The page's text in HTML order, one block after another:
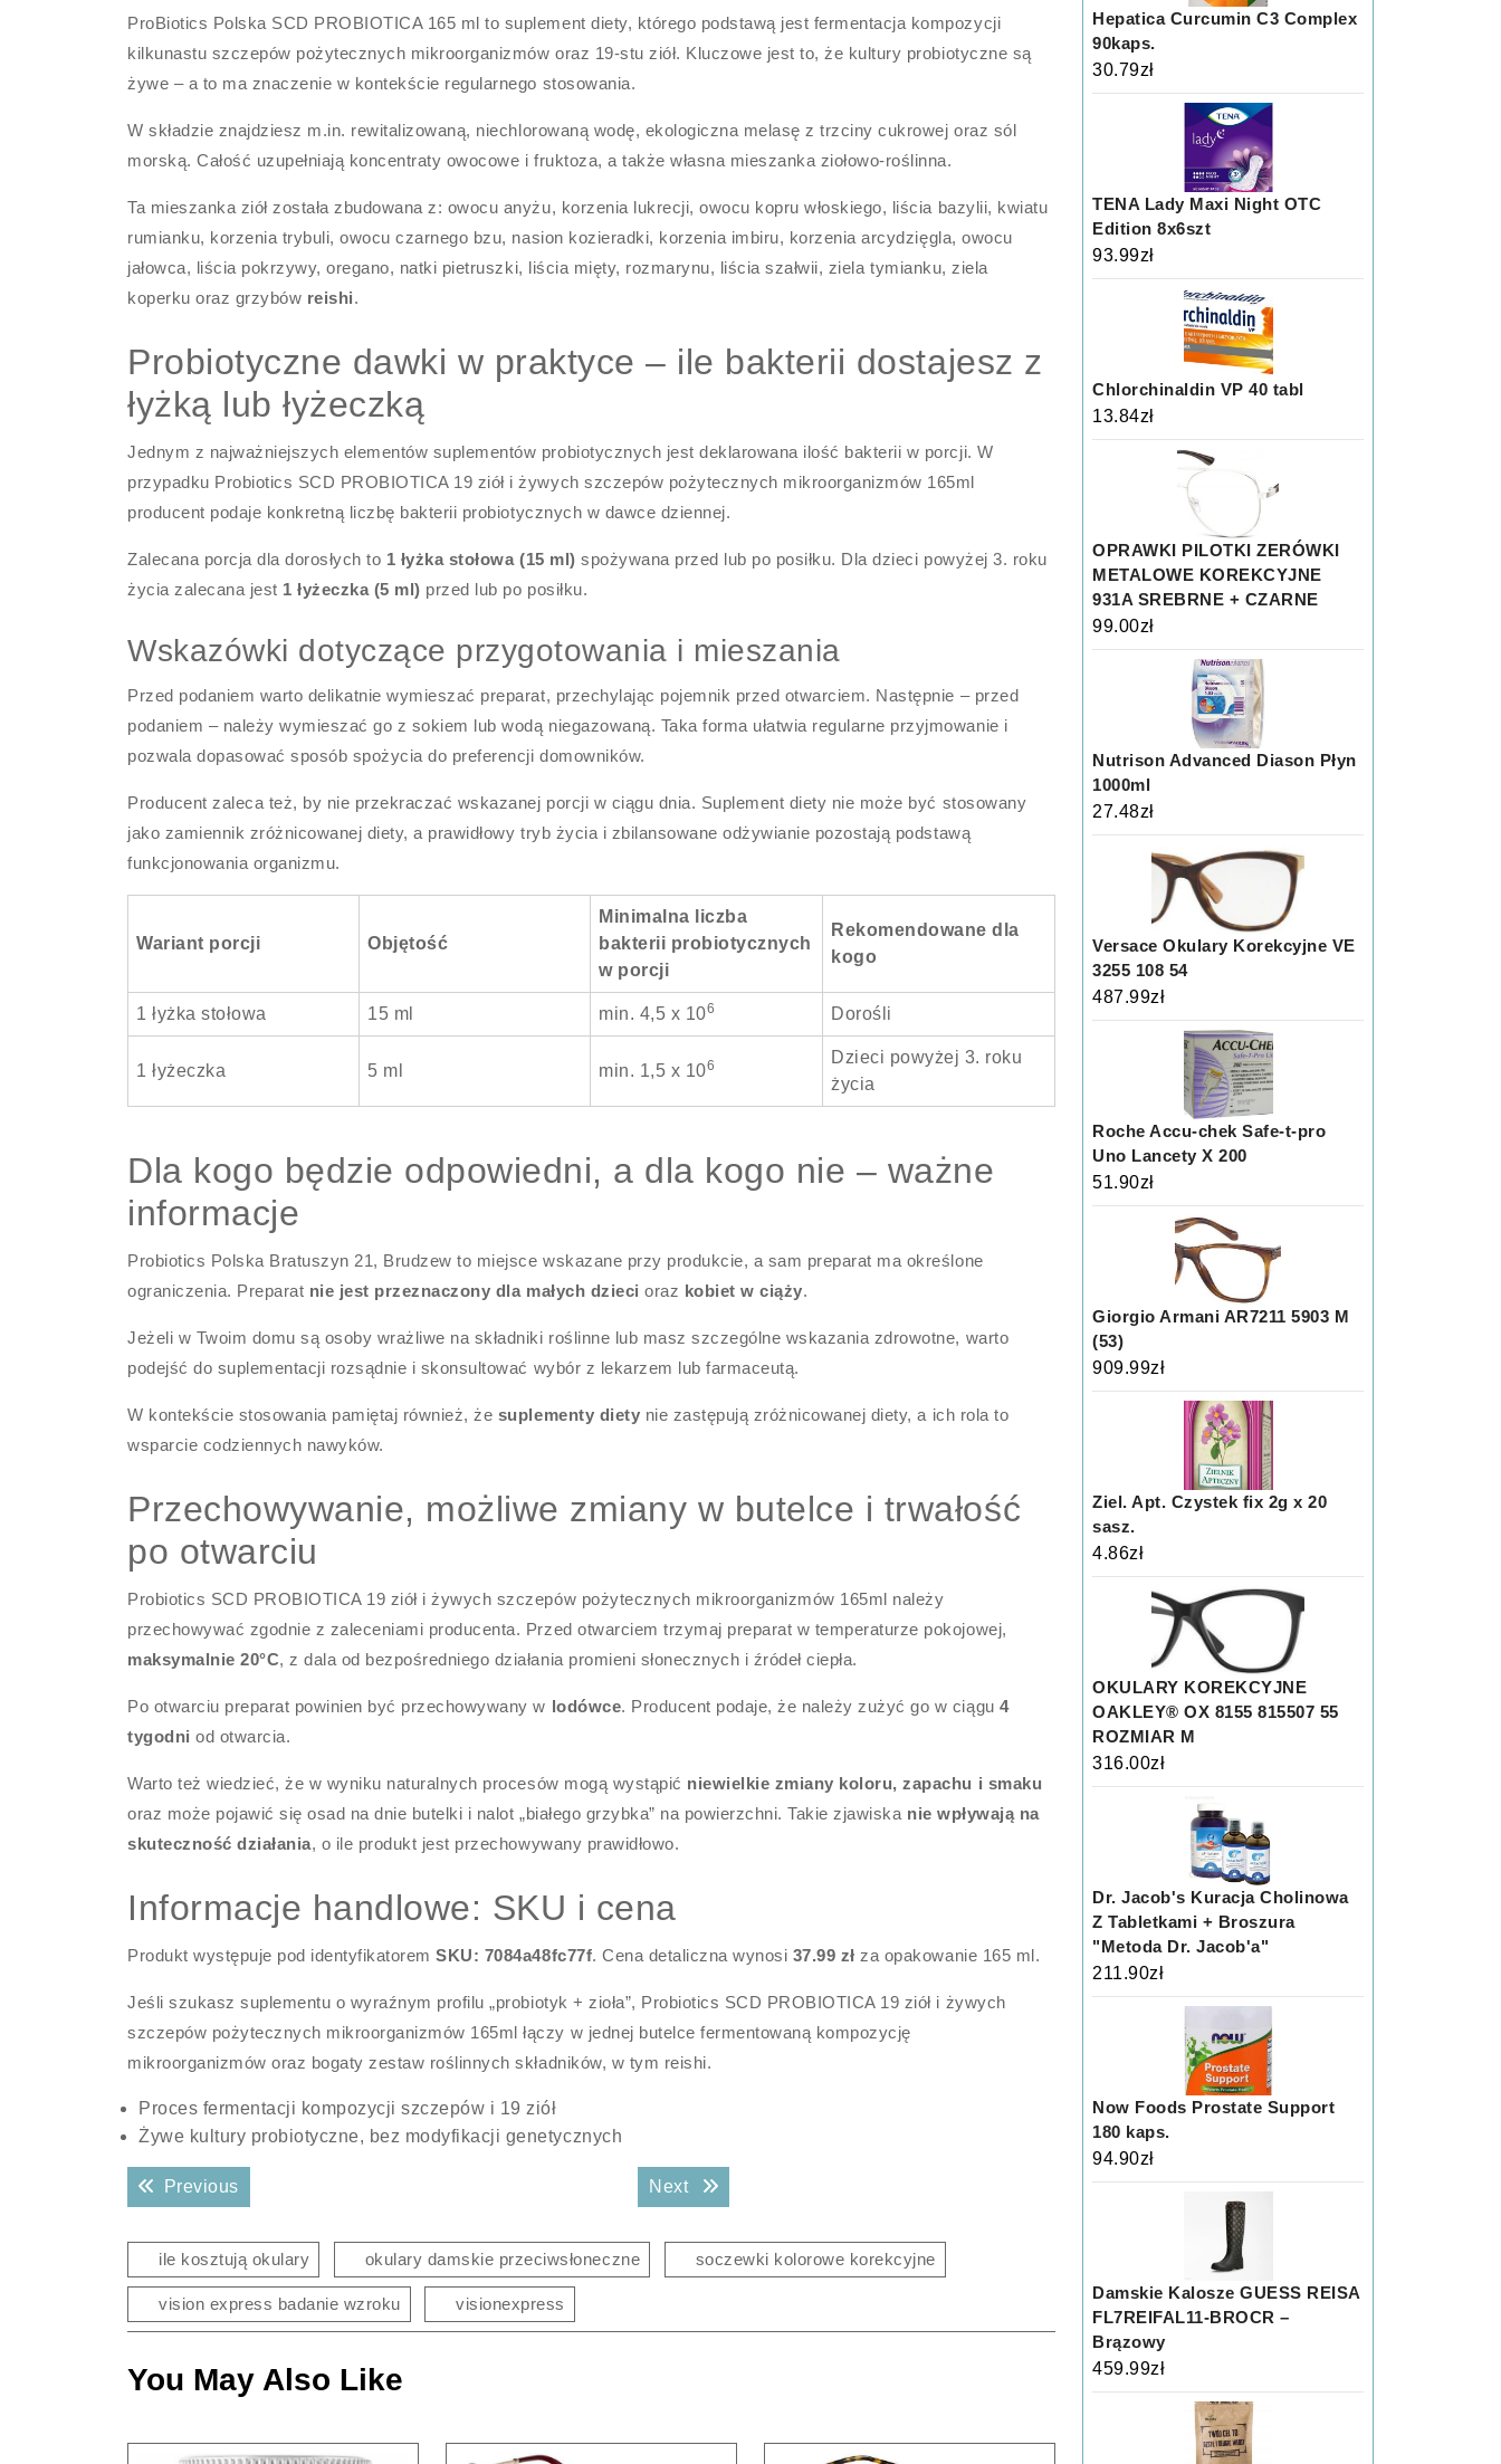
ProBiotics Polska SCD PROBIOTICA 165 ml to suplement diety, którego podstawą jest fermentacja kompozycji
kilkunastu szczepów pożytecznych mikroorganizmów oraz 19-stu ziół. Kluczowe jest to, że kultury probiotyczne są
żywe – a to ma znaczenie w kontekście regularnego stosowania.
W składzie znajdziesz m.in. rewitalizowaną, niechlorowaną wodę, ekologiczna melasę z trzciny cukrowej oraz sól
morską. Całość uzupełniają koncentraty owocowe i fruktoza, a także własna mieszanka ziołowo-roślinna.
Ta mieszanka ziół została zbudowana z: owocu anyżu, korzenia lukrecji, owocu kopru włoskiego, liścia bazylii, kwiatu
rumianku, korzenia trybuli, owocu czarnego bzu, nasion kozieradki, korzenia imbiru, korzenia arcydzięgla, owocu
jałowca, liścia pokrzywy, oregano, natki pietruszki, liścia mięty, rozmarynu, liścia szałwii, ziela tymianku, ziela
koperku oraz grzybów reishi.
Probiotyczne dawki w praktyce – ile bakterii dostajesz z
łyżką lub łyżeczką
Jednym z najważniejszych elementów suplementów probiotycznych jest deklarowana ilość bakterii w porcji. W
przypadku Probiotics SCD PROBIOTICA 19 ziół i żywych szczepów pożytecznych mikroorganizmów 165ml
producent podaje konkretną liczbę bakterii probiotycznych w dawce dziennej.
Zalecana porcja dla dorosłych to 1 łyżka stołowa (15 ml) spożywana przed lub po posiłku. Dla dzieci powyżej 3. roku
życia zalecana jest 1 łyżeczka (5 ml) przed lub po posiłku.
Wskazówki dotyczące przygotowania i mieszania
Przed podaniem warto delikatnie wymieszać preparat, przechylając pojemnik przed otwarciem. Następnie – przed
podaniem – należy wymieszać go z sokiem lub wodą niegazowaną. Taka forma ułatwia regularne przyjmowanie i
pozwala dopasować sposób spożycia do preferencji domowników.
Producent zaleca też, by nie przekraczać wskazanej porcji w ciągu dnia. Suplement diety nie może być stosowany
jako zamiennik zróżnicowanej diety, a prawidłowy tryb życia i zbilansowane odżywianie pozostają podstawą
funkcjonowania organizmu.
Wariant porcji Objętość
Minimalna liczba
bakterii probiotycznych
w porcji
Rekomendowane dla
kogo
1 łyżka stołowa 15 ml min. 4,5 x 106 Dorośli
1 łyżeczka 5 ml min. 1,5 x 106
Dzieci powyżej 3. roku
życia
Dla kogo będzie odpowiedni, a dla kogo nie – ważne
informacje
Probiotics Polska Bratuszyn 21, Brudzew to miejsce wskazane przy produkcie, a sam preparat ma określone
ograniczenia. Preparat nie jest przeznaczony dla małych dzieci oraz kobiet w ciąży.
Jeżeli w Twoim domu są osoby wrażliwe na składniki roślinne lub masz szczególne wskazania zdrowotne, warto
podejść do suplementacji rozsądnie i skonsultować wybór z lekarzem lub farmaceutą.
W kontekście stosowania pamiętaj również, że suplementy diety nie zastępują zróżnicowanej diety, a ich rola to
wsparcie codziennych nawyków.
Przechowywanie, możliwe zmiany w butelce i trwałość
po otwarciu
Probiotics SCD PROBIOTICA 19 ziół i żywych szczepów pożytecznych mikroorganizmów 165ml należy
przechowywać zgodnie z zaleceniami producenta. Przed otwarciem trzymaj preparat w temperaturze pokojowej,
maksymalnie 20°C, z dala od bezpośredniego działania promieni słonecznych i źródeł ciepła.
Po otwarciu preparat powinien być przechowywany w lodówce. Producent podaje, że należy zużyć go w ciągu4
tygodni od otwarcia.
Warto też wiedzieć, że w wyniku naturalnych procesów mogą wystąpić niewielkie zmiany koloru, zapachu i smaku
oraz może pojawić się osad na dnie butelki i nalot „białego grzybka” na powierzchni. Takie zjawiska nie wpływają na
skuteczność działania, o ile produkt jest przechowywany prawidłowo.
Informacje handlowe: SKU i cena
Produkt występuje pod identyfikatoremSKU: 7084a48fc77f. Cena detaliczna wynosi 37.99 zł za opakowanie 165 ml.
Jeśli szukasz suplementu o wyraźnym profilu „probiotyk + zioła”, Probiotics SCD PROBIOTICA 19 ziół i żywych
szczepów pożytecznych mikroorganizmów 165ml łączy w jednej butelce fermentowaną kompozycję
mikroorganizmów oraz bogaty zestaw roślinnych składników, w tym reishi.
Proces fermentacji kompozycji szczepów i 19 ziół
Żywe kultury probiotyczne, bez modyfikacji genetycznych
Nawigacja
wpisu
PreviousPrevious post: Next Next post:
ile kosztują okulary okulary damskie przeciwsłoneczne soczewki kolorowe korekcyjne
vision express badanie wzroku visionexpress
You May Also Like
Hepatica Curcumin C3 Complex
90kaps.
30.79zł
TENA Lady Maxi Night OTC
Edition 8x6szt
93.99zł
Chlorchinaldin VP 40 tabl
13.84zł
OPRAWKI PILOTKI ZERÓWKI
METALOWE KOREKCYJNE
931A SREBRNE + CZARNE
99.00zł
Nutrison Advanced Diason Płyn
1000ml
27.48zł
Versace Okulary Korekcyjne VE
3255 108 54
487.99zł
Roche Accu-chek Safe-t-pro
Uno Lancety X 200
51.90zł
Giorgio Armani AR7211 5903 M
(53)
909.99zł
Ziel. Apt. Czystek fix 2g x 20
sasz.
4.86zł
OKULARY KOREKCYJNE
OAKLEY® OX 8155 815507 55
ROZMIAR M
316.00zł
Dr. Jacob's Kuracja Cholinowa
Z Tabletkami + Broszura
"Metoda Dr. Jacob'a"
211.90zł
Now Foods Prostate Support
180 kaps.
94.90zł
Damskie Kalosze GUESS REISA
FL7REIFAL11-BROCR –
Brązowy
459.99zł